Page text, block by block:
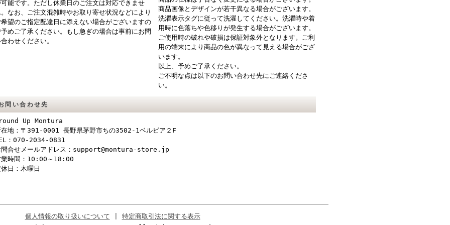
能です。ただし休業日のご注文は対応できませ
。なお、ご注文混雑時やお取り寄せ状況などにより
希望のご指定配達日に添えない場合がございますの
めご了承ください。もし急ぎの場合は事前にお問
わせください。
商品画像とデザインが若干異なる場合がございます。
洗濯表示タグに従って洗濯してください。洗濯時や着
用時に色落ちや色移りが発生する場合がございます。
ご使用時の破れや破損は保証対象外となります。ご利
用の端末により商品の色が異なって見える場合がござ
います。
以上、予めご了承ください。
ご不明な点は以下のお問い合わせ先にご連絡くださ
い。
問い合わせ先
Up Montura
在地：〒391-0001 長野県茅野市ちの3502-1ベルビア２F
：070-2034-0831
問合せメールアドレス：support@montura-store.jp
業時間：10:00～18:00
休日：木曜日
個人情報の取り扱いについて
特定商取引法に関する表示